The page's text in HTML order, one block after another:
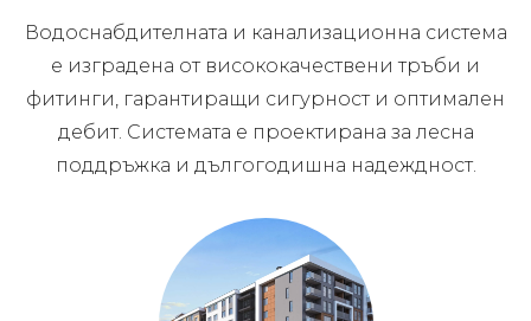
Водоснабдителната и канализационна система
е изградена от висококачествени тръби и
фитинги, гарантиращи сигурност и оптимален
дебит. Системата е проектирана за лесна
поддръжка и дългогодишна надеждност.